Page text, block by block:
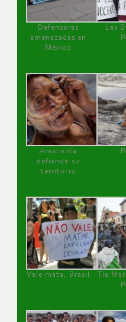
Defensoras
amenazadas en
México
Las
Amazonía
defiende su
territorio
Vale mata, Brasil
Tía